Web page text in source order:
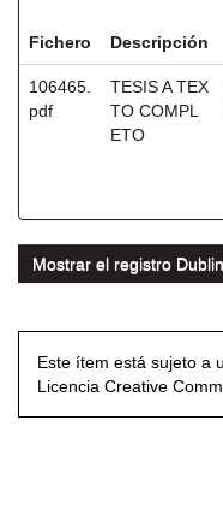
Fichero Descripción
106465.
pdf
TESIS A TEX
TO COMPL
ETO
Mostrar el registro
Este ítem está sujeto a
Licencia Creative